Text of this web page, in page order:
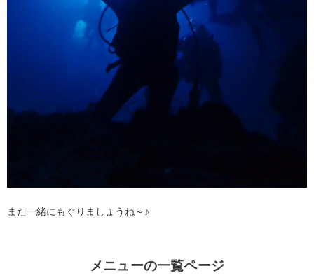
また一緒にもぐりましょうね～♪
メニューの一覧ページ